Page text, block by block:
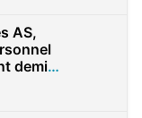
AS,
demi